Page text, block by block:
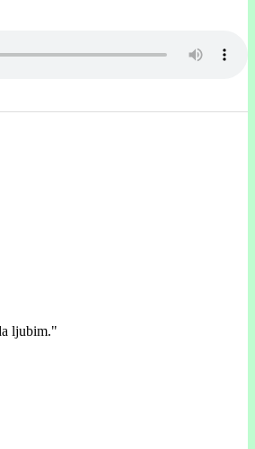
ljubim."